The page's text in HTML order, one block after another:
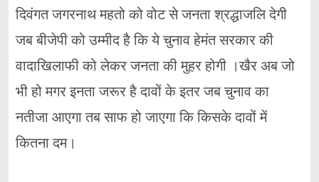
दिवंगत जगरनाथ महतो को वोट से जनता श्रद्धाजलि देगी
जब बीजेपी को उम्मीद है कि ये चुनाव हेमंत सरकार की
वादाखिलाफी को लेकर जनता की मुहर होगी ।खैर अब जो
भी हो मगर इनता जरूर है दावों के इतर जब चुनाव का
नतीजा आएगा तब साफ हो जाएगा कि किसके दावों में
कितना दम।